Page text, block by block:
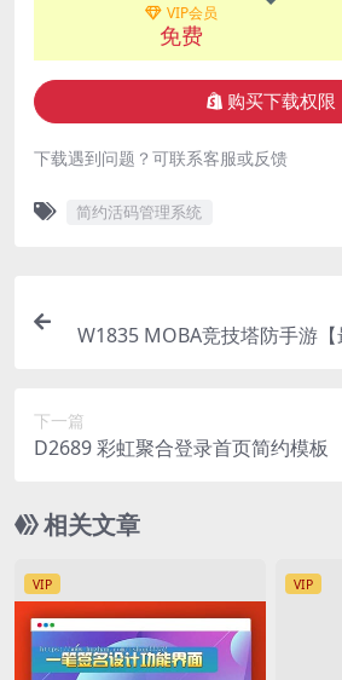
VIP会员
免费
购买下载权限
下载遇到问题？可联系客服或反馈
简约活码管理系统
W1835 MOBA竞技塔防手游
下一篇
D2689 彩虹聚合登录首页简约模板
相关文章
VIP VIP